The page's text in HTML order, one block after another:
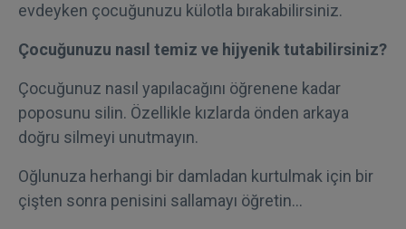
evdeyken çocuğunuzu külotla bırakabilirsiniz.
Çocuğunuzu nasıl temiz ve hijyenik tutabilirsiniz?
Çocuğunuz nasıl yapılacağını öğrenene kadar
poposunu silin. Özellikle kızlarda önden arkaya
doğru silmeyi unutmayın.
Oğlunuza herhangi bir damladan kurtulmak için bir
çişten sonra penisini sallamayı öğretin…